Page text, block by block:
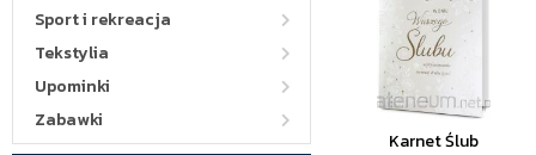
Sport i rekreacja
Tekstylia
Upominki
Zabawki
Karnet Ślub